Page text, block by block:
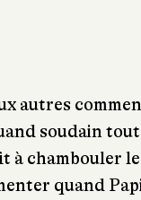
autres
soudain
à chambouler
quand